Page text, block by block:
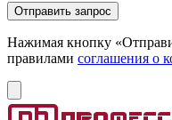
Нажимая кнопку
правилами соглашения о